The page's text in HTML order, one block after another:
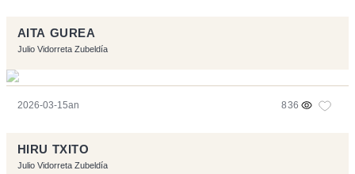
AITA GUREA
Julio Vidorreta Zubeldía
2026-03-15an 836
HIRU TXITO
Julio Vidorreta Zubeldía